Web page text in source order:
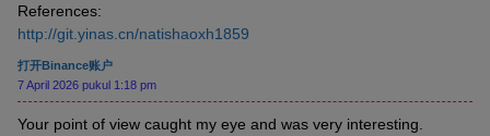
References:
http://git.yinas.cn/natishaoxh1859
打开Binance账户
7 April 2026 pukul 1:18 pm
Your point of view caught my eye and was very interesting.